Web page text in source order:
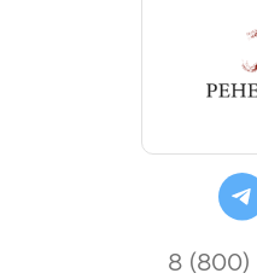
8 (800)